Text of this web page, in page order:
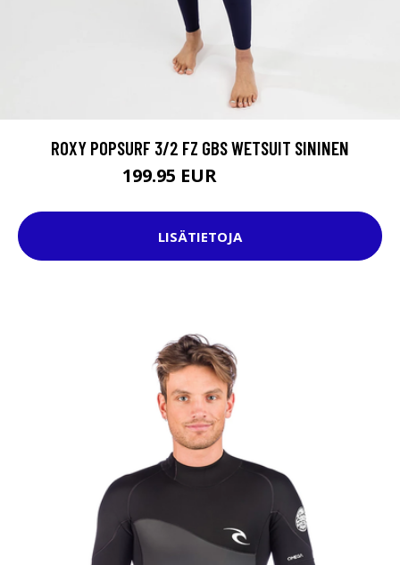
ROXY POPSURF 3/2 FZ GBS WETSUIT SININEN
199.95 EUR
LISÄTIETOJA